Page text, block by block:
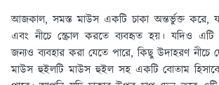
আজকাল, সমস্ত মাউস একটি চাকা অন্তর্ভুক্ত করে,
এবং নীচে স্ক্রোল করতে ব্যবহৃত হয়। যদিও এটি
জন্যও ব্যবহার করা যেতে পারে, কিছু উদাহরণ নীচে
মাউস হুইলটি মাউস হুইল সহ একটি বোতাম